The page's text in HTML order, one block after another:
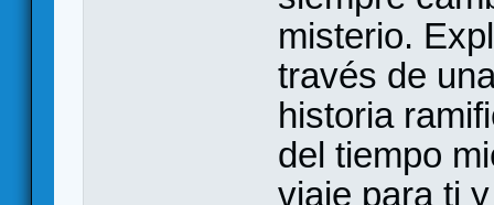
misterio.
través de
historia
del tiempo
viaje para ti